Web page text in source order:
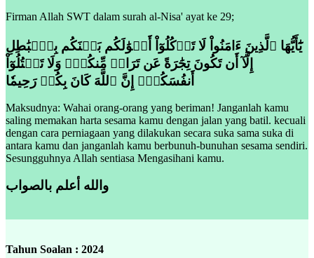
Firman Allah SWT dalam surah al-Nisa' ayat ke 29;
يَٰٓأَيُّهَا ٱلَّذِينَ ءَامَنُواْ لَا تَأۡكُلُوٓاْ أَمۡوَٰلَكُم بَيۡنَكُم بِٱلۡبَٰطِلِ
إِلَّآ أَن تَكُونَ تِجَٰرَةً عَن تَرَاضٖ مِّنكُمۡۚ وَلَا تَقۡتُلُوٓاْ
Maksudnya: Wahai orang-orang yang beriman! Janganlah kamu
saling memakan harta sesama kamu dengan jalan yang batil. kecuali
dengan cara perniagaan yang dilakukan secara suka sama suka di
antara kamu dan janganlah kamu berbunuh-bunuhan sesama sendiri.
Sesungguhnya Allah sentiasa Mengasihani kamu.
والله أعلم بالصواب
Tahun Soalan : 2024